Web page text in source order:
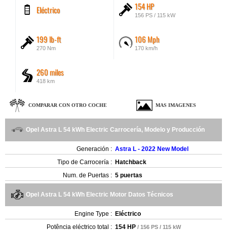
Eléctrico 154 HP
156 PS / 115 kW
199 lb-ft
270 Nm
106 Mph
170 km/h
260 miles
418 km
COMPARAR CON OTRO COCHE MAS IMAGENES
Opel Astra L 54 kWh Electric Carrocería, Modelo y Producción
Generación : Astra L - 2022 New Model
Tipo de Carrocería : Hatchback
Num. de Puertas : 5 puertas
Opel Astra L 54 kWh Electric Motor Datos Técnicos
Engine Type : Eléctrico
Potência eléctrico total : 154 HP / 156 PS / 115 kW